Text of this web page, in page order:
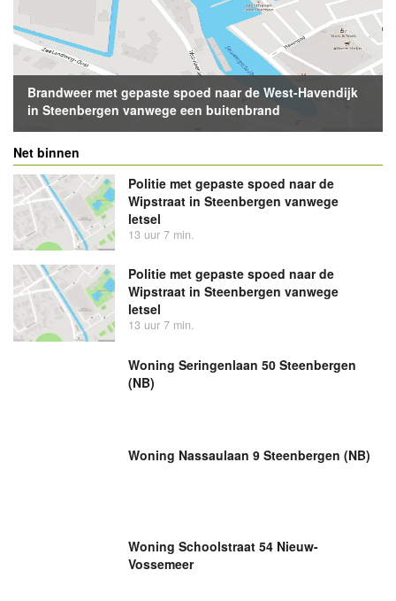
Brandweer met gepaste spoed naar de West-Havendijk
in Steenbergen vanwege een buitenbrand
Net binnen
Politie met gepaste spoed naar de
Wipstraat in Steenbergen vanwege
letsel
13 uur 7 min.
Politie met gepaste spoed naar de
Wipstraat in Steenbergen vanwege
letsel
13 uur 7 min.
Woning Seringenlaan 50 Steenbergen
(NB)
Woning Nassaulaan 9 Steenbergen (NB)
Woning Schoolstraat 54 Nieuw-
Vossemeer